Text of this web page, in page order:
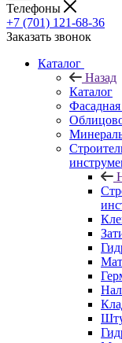
Телефоны
+7 (701) 121-68-36
Заказать звонок
Каталог
Назад
Каталог